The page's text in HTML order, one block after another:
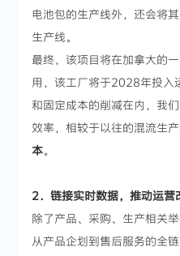
电池包的生产线外，还会将
生产线。
最终，该项目将在加拿大的
用，该工厂将于2028年投入
和固定成本的削减在内，我
效率，相较于以往的混流生
本。
2．链接实时数据，推动运营
除了产品、采购、生产相关
从产品企划到售后服务的全